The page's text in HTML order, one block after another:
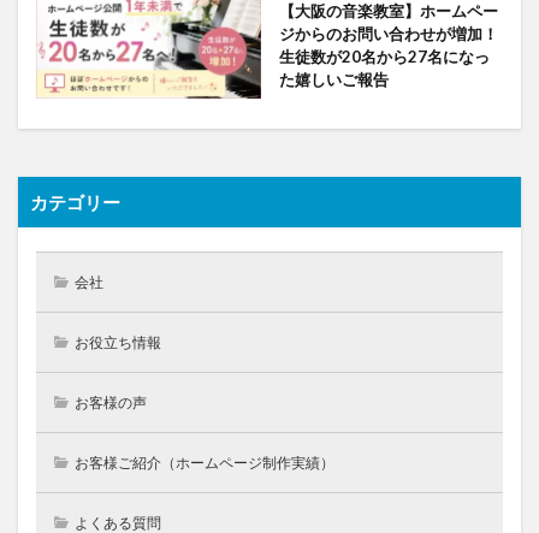
【大阪の音楽教室】ホームペー
ジからのお問い合わせが増加！
生徒数が20名から27名になっ
た嬉しいご報告
カテゴリー
会社
お役立ち情報
お客様の声
お客様ご紹介（ホームページ制作実績）
よくある質問